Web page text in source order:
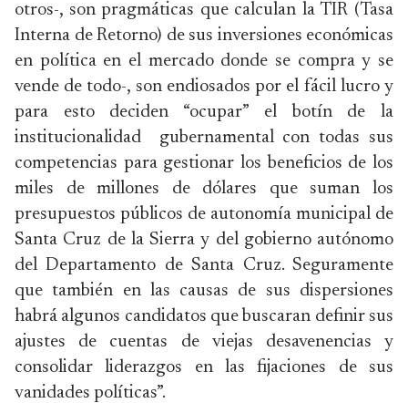
otros-, son pragmáticas que calculan la TIR (Tasa
Interna de Retorno) de sus inversiones económicas
en política en el mercado donde se compra y se
vende de todo-, son endiosados por el fácil lucro y
para esto deciden “ocupar” el botín de la
institucionalidad gubernamental con todas sus
competencias para gestionar los beneficios de los
miles de millones de dólares que suman los
presupuestos públicos de autonomía municipal de
Santa Cruz de la Sierra y del gobierno autónomo
del Departamento de Santa Cruz. Seguramente
que también en las causas de sus dispersiones
habrá algunos candidatos que buscaran definir sus
ajustes de cuentas de viejas desavenencias y
consolidar liderazgos en las fijaciones de sus
vanidades políticas”.